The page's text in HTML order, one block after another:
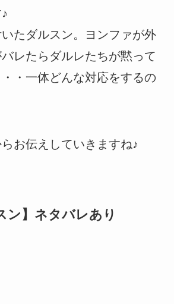
たダルスン。ヨンファが外
レたらダルレたちが黙って
・一体どんな対応をするの
お伝えしていきますね♪
ン】ネタバレあり